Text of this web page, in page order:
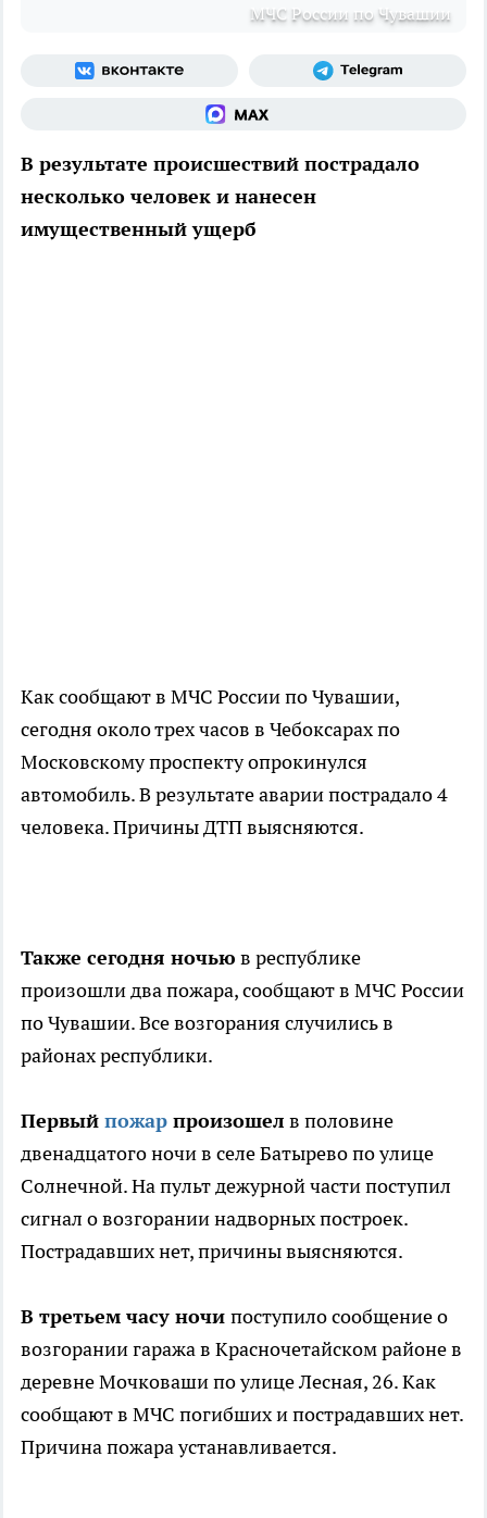
МЧС России по Чувашии
В результате происшествий пострадало
несколько человек и нанесен
имущественный ущерб
Как сообщают в МЧС России по Чувашии,
сегодня около трех часов в Чебоксарах по
Московскому проспекту опрокинулся
автомобиль. В результате аварии пострадало 4
человека. Причины ДТП выясняются.
Также сегодня ночью в республике
произошли два пожара, сообщают в МЧС России
по Чувашии. Все возгорания случились в
районах республики.
Первый пожар произошел в половине
двенадцатого ночи в селе Батырево по улице
Солнечной. На пульт дежурной части поступил
сигнал о возгорании надворных построек.
Пострадавших нет, причины выясняются.
В третьем часу ночи поступило сообщение о
возгорании гаража в Красночетайском районе в
деревне Мочковаши по улице Лесная, 26. Как
сообщают в МЧС погибших и пострадавших нет.
Причина пожара устанавливается.